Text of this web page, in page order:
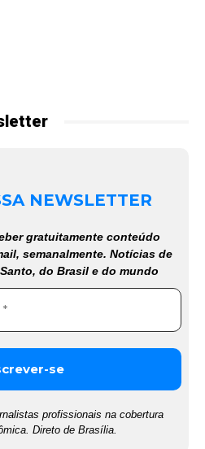
NEWSLETTER
gratuitamente conteúdo
semanalmente. Notícias de
do Brasil e do mundo
profissionais na cobertura
Direto de Brasília.